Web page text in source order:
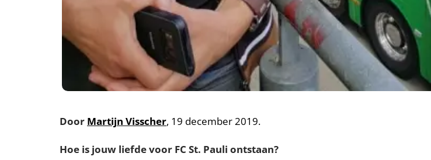
Door Martijn Visscher, 19 december 2019.
Hoe is jouw liefde voor FC St. Pauli ontstaan?